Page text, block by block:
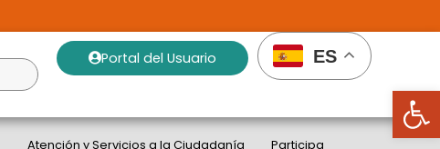
Abrir
Portal del Usuario ES
Atención y Servicios a la Ciudadanía Participa